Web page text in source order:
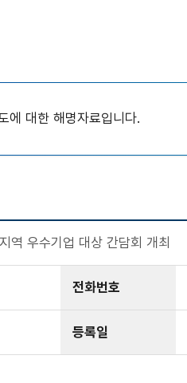
에 대한 해명자료입니다.
역 우수기업 대상 간담회 개최
전화번호
등록일